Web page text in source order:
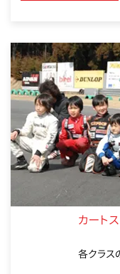
カート
各クラス